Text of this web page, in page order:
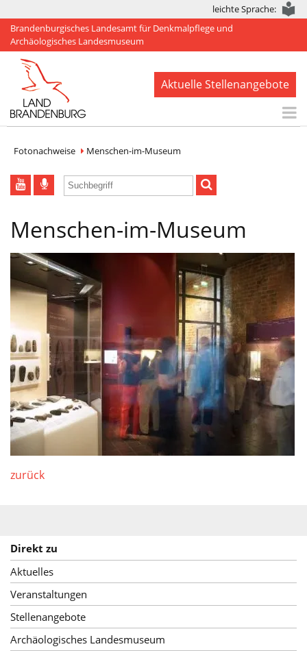
leichte Sprache:
Brandenburgisches Landesamt für Denkmalpflege und
Archäologisches Landesmuseum
Aktuelle Stellenangebote
BLDAM
Arbeitsbereiche
Denkmale
Publikationen
Service
Fotonachweise Menschen-im-Museum
Menschen-im-Museum
zurück
Direkt zu
Aktuelles
Veranstaltungen
Stellenangebote
Archäologisches Landesmuseum